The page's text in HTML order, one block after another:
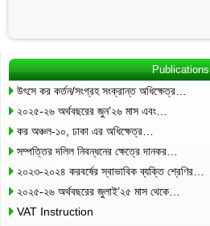
Publications
উৎসে কর কর্তন/সংগ্রহ সংক্রান্ত অধিক্ষেত্র…
২০২৫-২৬ অর্থবছরের জুন’২৬ মাস এবং…
কর অঞ্চল-১০, ঢাকা এর অধিক্ষেত্র…
সম্পত্তির দলিল নিবন্ধনের ক্ষেত্রে দানকর…
২০২৩-২০২৪ করবর্ষের স্বাভাবিক ব্যক্তি শ্রেণির…
২০২৫-২৬ অর্থবছরের জুলাই’২৫ মাস থেকে…
VAT Instruction